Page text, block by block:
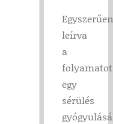
Egyszerűen
leírva
a
egy
sérülés